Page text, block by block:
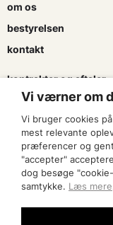
om os
bestyrelsen
kontakt
kontrakter og aftaler
søg tilskud
presse & logo
Vi værner om
Vi bruger cookies
mest relevante
præferencer og
"accepter"
dog besøge
samtykke. Læs mere